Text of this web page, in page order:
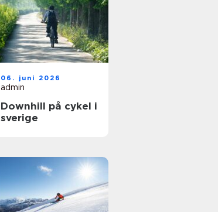
06. juni 2026
admin
Downhill på cykel i
sverige